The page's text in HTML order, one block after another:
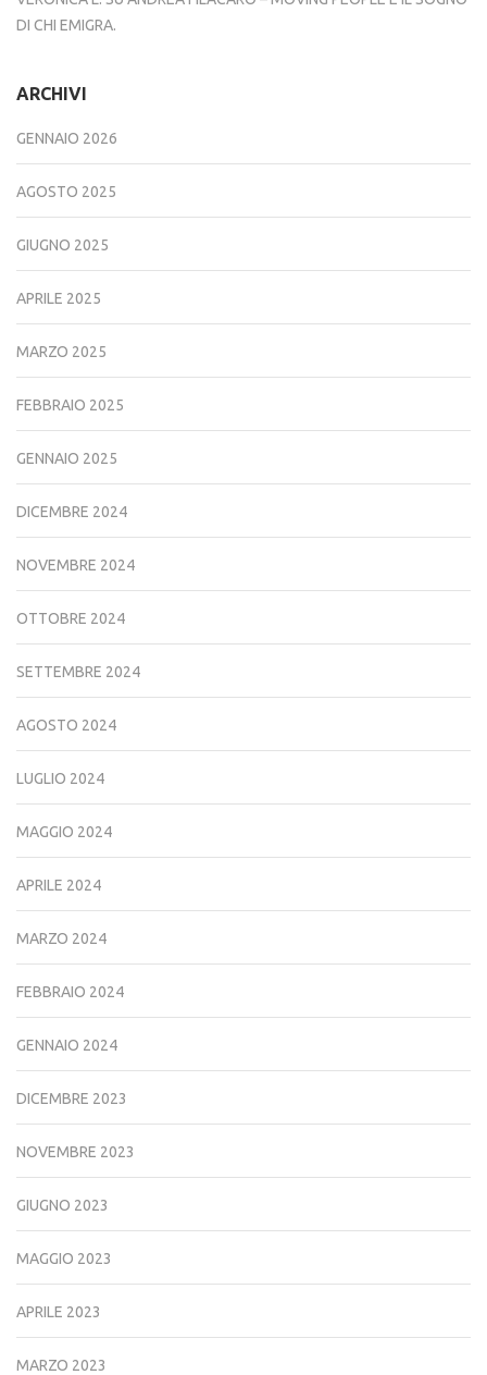
DI CHI EMIGRA.
ARCHIVI
GENNAIO 2026
AGOSTO 2025
GIUGNO 2025
APRILE 2025
MARZO 2025
FEBBRAIO 2025
GENNAIO 2025
DICEMBRE 2024
NOVEMBRE 2024
OTTOBRE 2024
SETTEMBRE 2024
AGOSTO 2024
LUGLIO 2024
MAGGIO 2024
APRILE 2024
MARZO 2024
FEBBRAIO 2024
GENNAIO 2024
DICEMBRE 2023
NOVEMBRE 2023
GIUGNO 2023
MAGGIO 2023
APRILE 2023
MARZO 2023